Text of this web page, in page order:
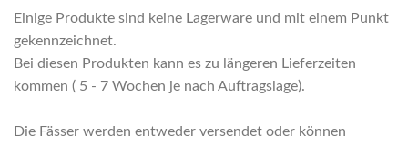
Einige Produkte sind keine Lagerware und mit einem Punkt
gekennzeichnet.
Bei diesen Produkten kann es zu längeren Lieferzeiten
kommen ( 5 - 7 Wochen je nach Auftragslage).
Die Fässer werden entweder versendet oder können